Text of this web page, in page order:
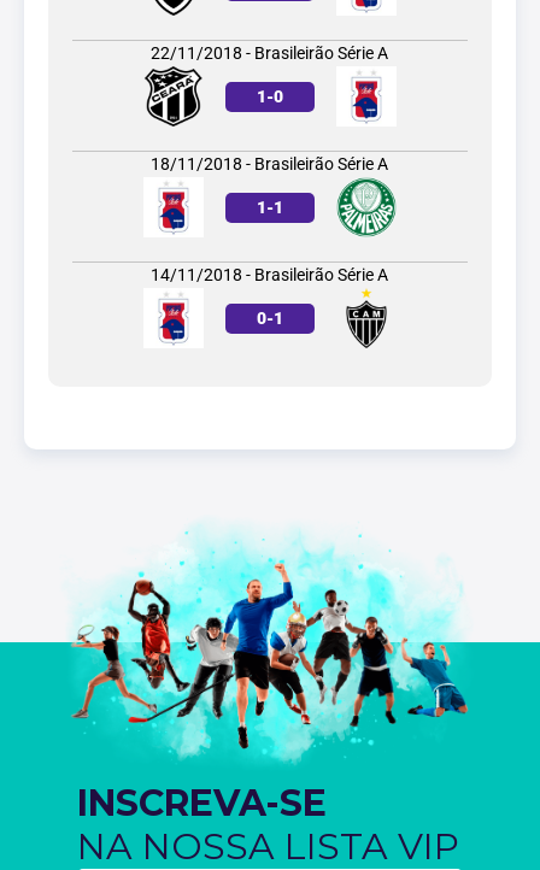
22/11/2018 - Brasileirão Série A
1-0
18/11/2018 - Brasileirão Série A
1-1
14/11/2018 - Brasileirão Série A
0-1
INSCREVA-SE
NA NOSSA LISTA VIP